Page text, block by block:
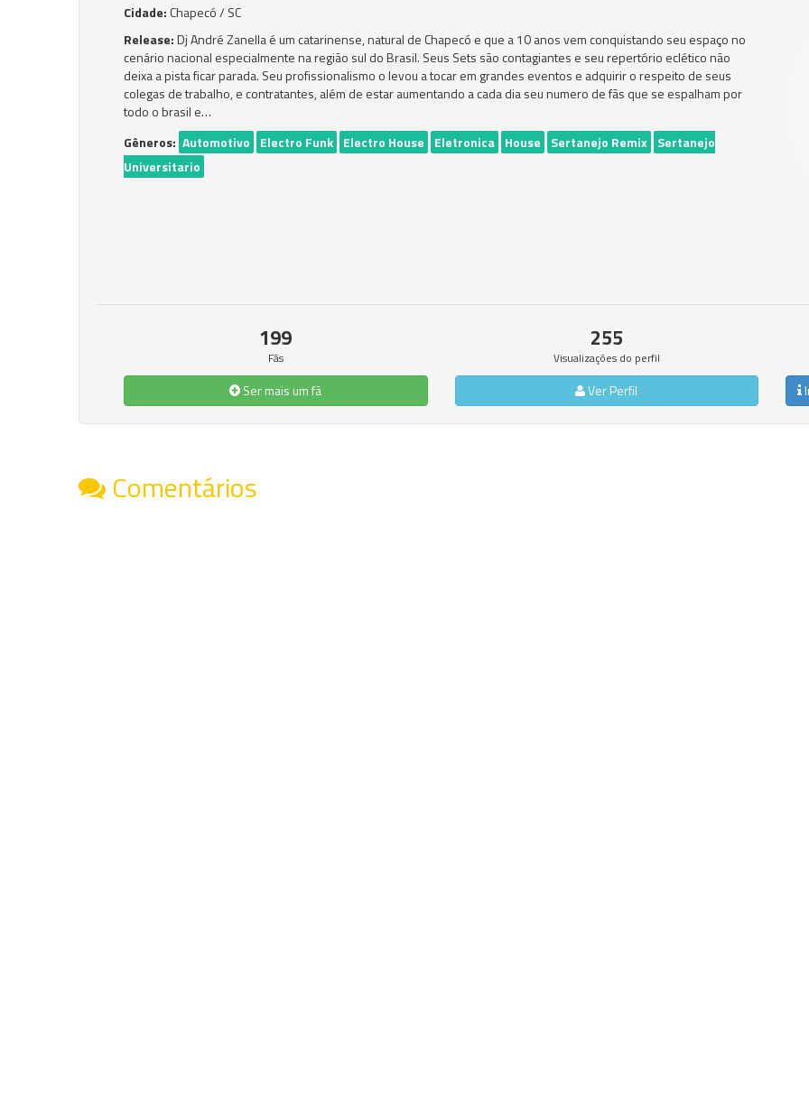
Cidade: Chapecó / SC
Release:Dj André Zanella é um catarinense, natural de Chapecó e que a 10 anos vem conquistando seu espaço no
cenário nacional especialmente na região sul do Brasil. Seus Sets são contagiantes e seu repertório eclético não
deixa a pista ficar parada. Seu profissionalismo o levou a tocar em grandes eventos e adquirir o respeito de seus
colegas de trabalho, e contratantes, além de estar aumentando a cada dia seu numero de fãs que se espalham por
todo o brasil e…
Gêneros: Automotivo Electro Funk Electro House Eletronica House Sertanejo Remix Sertanejo
Universitario
199
Fãs
Ser mais um fã
255
Visualizações do perfil
Ver Perfil
Comentários